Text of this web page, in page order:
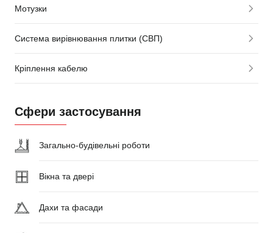
Мотузки
Система вирівнювання плитки (СВП)
Кріплення кабелю
Сфери застосування
Загально-будівельні роботи
Вікна та двері
Дахи та фасади